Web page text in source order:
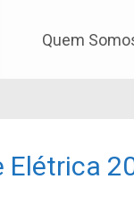
Quem
Elétrica